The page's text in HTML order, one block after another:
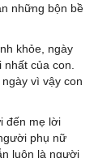
những bộn bề
khỏe, ngày
của con.
vì vậy con
đến mẹ lời
phụ nữ
luôn là người